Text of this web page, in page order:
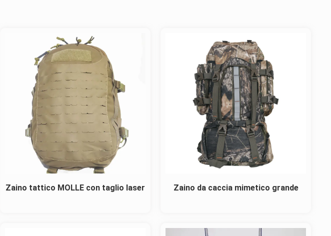
Zaino tattico MOLLE con taglio laser Zaino da caccia mimetico grande